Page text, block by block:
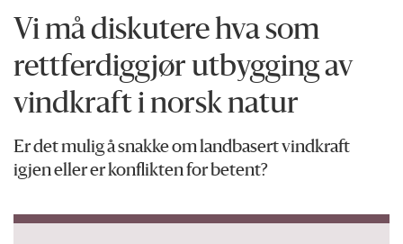
Vi må diskutere hva som
rettferdiggjør utbygging av
vindkraft i norsk natur
Er det mulig å snakke om landbasert vindkraft
igjen eller er konflikten for betent?